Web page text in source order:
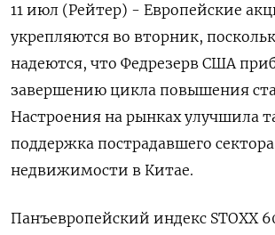
11 июл (Рейтер) - Европейские
укрепляются во вторник,
надеются, что Федрезерв США
завершению цикла повышения
Настроения на рынках улучшила
поддержка пострадавшего сектора
недвижимости в Китае.
Панъевропейский индекс STOXX